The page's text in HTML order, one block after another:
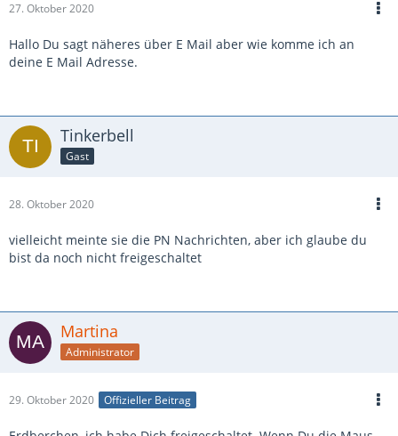
27. Oktober 2020
Hallo Du sagt näheres über E Mail aber wie komme ich an
deine E Mail Adresse.
Tinkerbell
Gast
28. Oktober 2020
vielleicht meinte sie die PN Nachrichten, aber ich glaube du
bist da noch nicht freigeschaltet
Martina
Administrator
29. Oktober 2020 Offizieller Beitrag